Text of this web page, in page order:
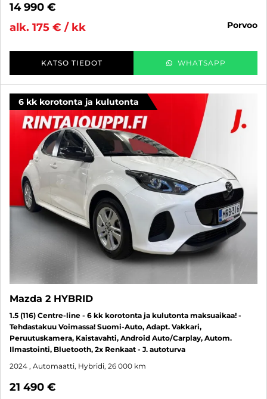
14 990 €
alk. 175 € / kk
porvoo
KATSO TIEDOT WHATSAPP
6 kk korotonta ja kulutonta
Mazda 2 HYBRID
1.5 (116) Centre-line - 6 kk korotonta ja kulutonta maksuaikaa! -
Tehdastakuu Voimassa! Suomi-Auto, Adapt. Vakkari,
Peruutuskamera, Kaistavahti, Android Auto/Carplay, Autom.
Ilmastointi, Bluetooth, 2x Renkaat - J. autoturva
2024 , Automaatti, Hybridi, 26 000 km
21 490 €